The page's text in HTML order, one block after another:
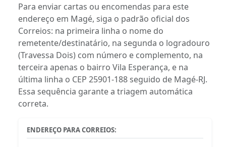
Para enviar cartas ou encomendas para este
endereço em Magé, siga o padrão oficial dos
Correios: na primeira linha o nome do
remetente/destinatário, na segunda o logradouro
(Travessa Dois) com número e complemento, na
terceira apenas o bairro Vila Esperança, e na
última linha o CEP 25901-188 seguido de Magé-RJ.
Essa sequência garante a triagem automática
correta.
ENDEREÇO PARA CORREIOS: